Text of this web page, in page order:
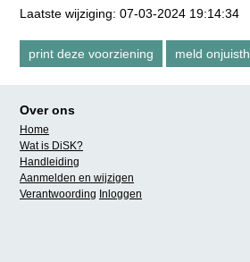
Laatste wijziging: 07-03-2024 19:14:34
Over ons
Home
Wat is DiSK?
Handleiding
Aanmelden en wijzigen
Verantwoording Inloggen